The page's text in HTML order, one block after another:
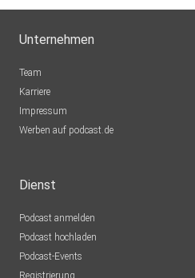
Unternehmen
Team
Karriere
Impressum
Werben auf podcast.de
Dienst
Podcast anmelden
Podcast hochladen
Podcast-Events
Registrierung